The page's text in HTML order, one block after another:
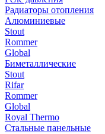
Радиаторы отопления
Алюминиевые
Stout
Rommer
Global
Биметаллические
Stout
Rifar
Rommer
Global
Royal Thermo
Стальные панельные